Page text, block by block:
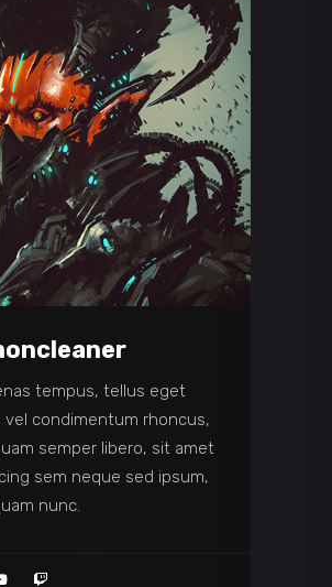
tempus, tellus eget
vel condimentum rhoncus,
semper libero, sit amet
sem neque sed ipsum,
nunc.